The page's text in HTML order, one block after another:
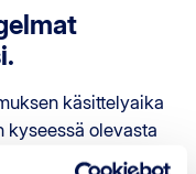
käsittelyaika
kyseessä olevasta
saatavilla olevista